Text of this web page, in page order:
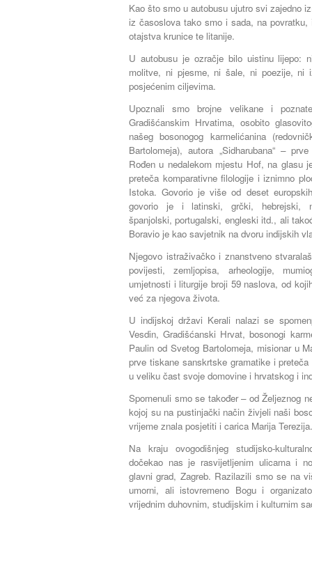
Kao što smo u autobusu ujutro svi zajedno
iz časoslova tako smo i sada, na
otajstva krunice te litanije.
U autobusu je ozračje bilo uistinu lijepo:
molitve, ni pjesme, ni šale, ni poezije, ni
posjećenim ciljevima.
Upoznali smo brojne velikane i
Gradišćanskim Hrvatima, osobito
našeg bosonogog karmelićanina
Bartolomeja), autora „Sidharubana“ –
Rođen u nedalekom mjestu Hof, na glasu
preteča komparativne filologije i iznimno
Istoka. Govorio je više od deset
govorio je i latinski, grčki, hebrejski,
španjolski, portugalski, engleski itd., ali
Boravio je kao savjetnik na dvoru indijskih
Njegovo istraživačko i znanstveno
povijesti, zemljopisa, arheologije,
umjetnosti i liturgije broji 59 naslova, od
već za njegova života.
U indijskoj državi Kerali nalazi se
Vesdin, Gradišćanski Hrvat, bosonogi
Paulin od Svetog Bartolomeja, misionar u
prve tiskane sanskrtske gramatike i
u veliku čast svoje domovine i hrvatskog i
Spomenuli smo se također – od Željeznog
kojoj su na pustinjački način živjeli naši
vrijeme znala posjetiti i carica Marija Terezija.
Na kraju ovogodišnjeg studijsko-
dočekao nas je rasvijetljenim ulicama i
glavni grad, Zagreb. Razilazili smo se na
umorni, ali istovremeno Bogu i
vrijednim duhovnim, studijskim i kulturnim